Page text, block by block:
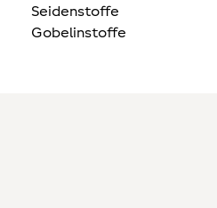
Seidenstoffe
Gobelinstoffe